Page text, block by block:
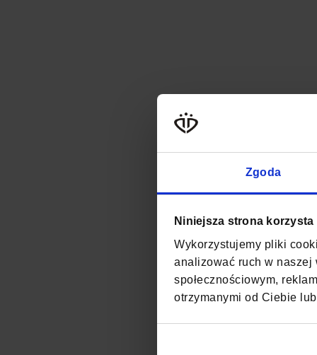
Zgoda
Niniejsza strona
Wykorzystujemy pliki
analizować ruch w naszej
społecznościowym,
otrzymanymi od Ciebie